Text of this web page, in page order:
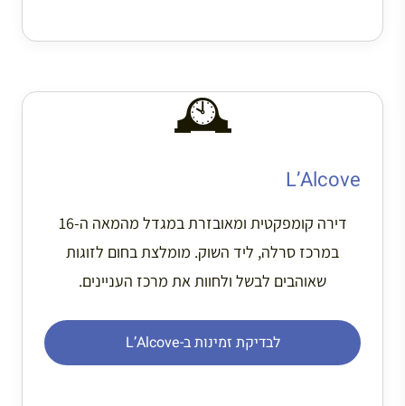
🕰️
L’Alcove
דירה קומפקטית ומאובזרת במגדל מהמאה ה-16
במרכז סרלה, ליד השוק. מומלצת בחום לזוגות
שאוהבים לבשל ולחוות את מרכז העניינים.
לבדיקת זמינות ב-L’Alcove